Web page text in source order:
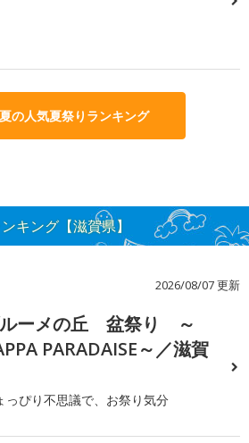
の人気夏祭りランキング
キング【滋賀県】
2026/08/07 更新
ーメの丘 盆祭り ～
PARADAISE～／滋賀
っぴり不思議で、お祭り気分